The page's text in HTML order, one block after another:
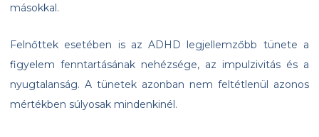
másokkal.
Felnőttek esetében is az ADHD legjellemzőbb tünete a
figyelem fenntartásának nehézsége, az impulzivitás és a
nyugtalanság. A tünetek azonban nem feltétlenül azonos
mértékben súlyosak mindenkinél.